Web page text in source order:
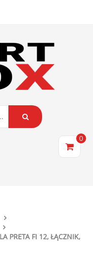
0
PRETA FI 12, ŁĄCZNIK,